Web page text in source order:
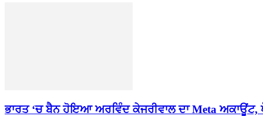
ਭਾਰਤ ‘ਚ ਬੈਨ ਹੋਇਆ ਅਰਵਿੰਦ ਕੇਜਰੀਵਾਲ ਦਾ Meta ਅਕਾਊਂਟ,